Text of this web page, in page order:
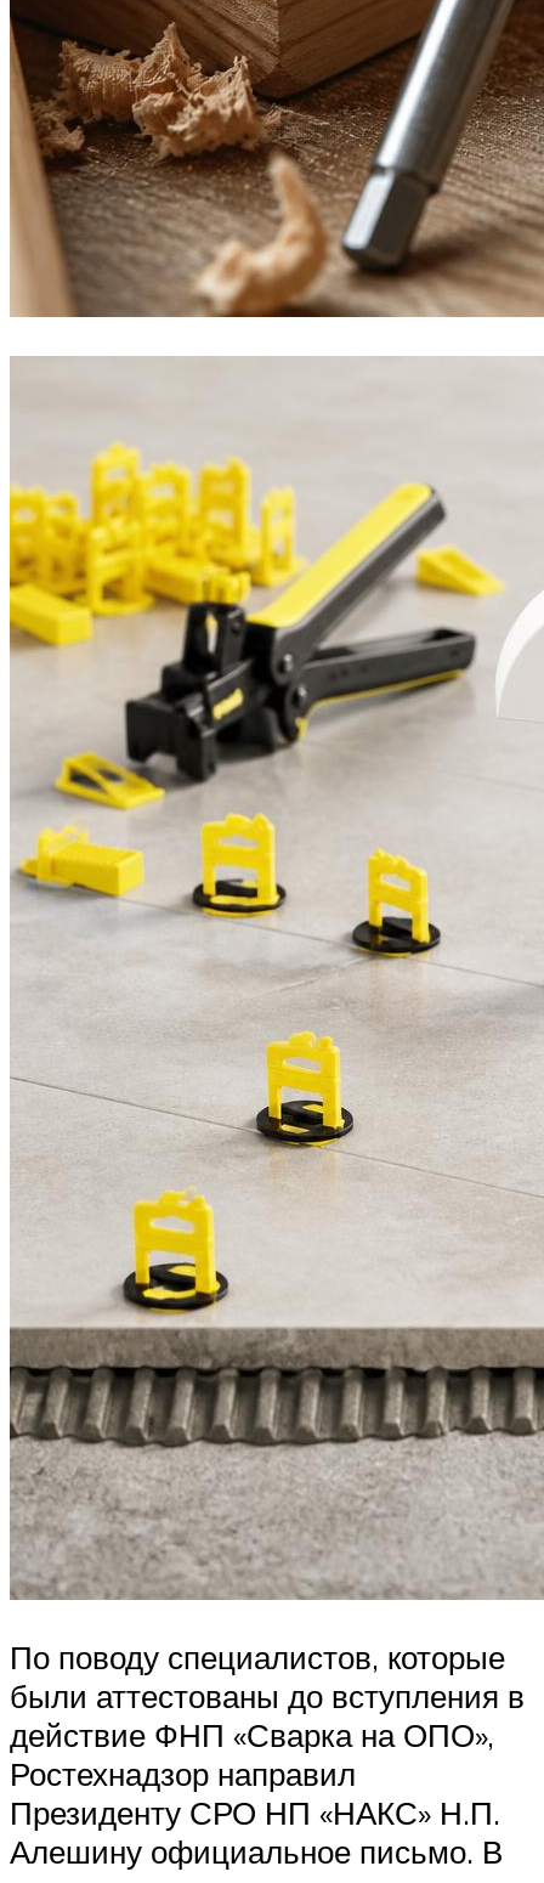
По поводу специалистов, которые
были аттестованы до вступления в
действие ФНП «Сварка на ОПО»,
Ростехнадзор направил
Президенту СРО НП «НАКС» Н.П.
Алешину официальное письмо. В